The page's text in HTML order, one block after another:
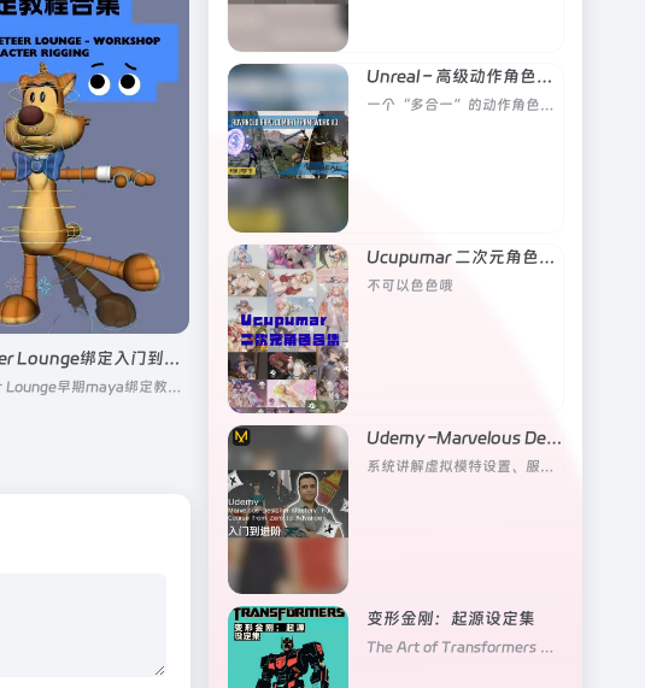
Puppeteer Lounge绑定入门到精通合集
Puppeteer Lounge早期maya绑定教程合集
Unreal – 高级动作角色扮演游戏战斗系统
一个“多合一”的动作角色扮演游戏（ARPG）战斗模板，旨在为开发者提供完整的战斗系统基础
Ucupumar 二次元角色合集
不可以色色哦
Udemy –Marvelous Designer入门到进阶
系统讲解虚拟模特设置、服装版型设计、缝纫模拟、面料物理属性调节到最终渲染输出的完整工作流
变形金刚：起源设定集
The Art of Transformers One